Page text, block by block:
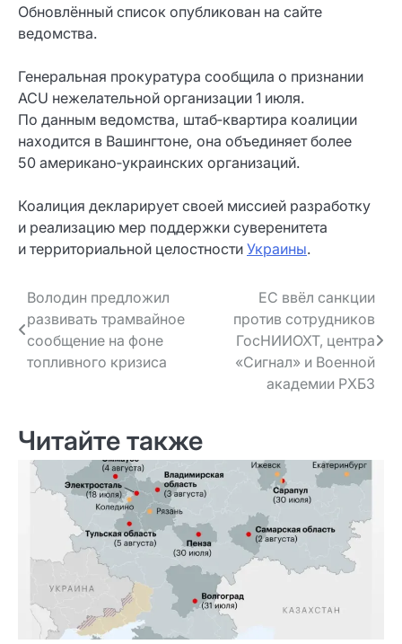
Обновлённый список опубликован на сайте
ведомства.
Генеральная прокуратура сообщила о признании
ACU нежелательной организации 1 июля.
По данным ведомства, штаб‑квартира коалиции
находится в Вашингтоне, она объединяет более
50 американо‑украинских организаций.
Коалиция декларирует своей миссией разработку
и реализацию мер поддержки суверенитета
и территориальной целостности Украины.
Навигация
по записям
Володин предложил
развивать трамвайное
сообщение на фоне
топливного кризиса
ЕС ввёл санкции
против сотрудников
ГосНИИОХТ, центра
«Сигнал» и Военной
академии РХБЗ
Читайте также